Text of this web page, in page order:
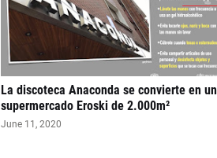
La discoteca Anaconda se convierte en un
supermercado Eroski de 2.000m²
June 11, 2020